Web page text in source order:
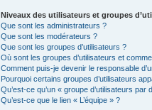
Niveaux des utilisateurs et groupes
Que sont les administrateurs ?
Que sont les modérateurs ?
Que sont les groupes d’utilisateurs ?
Où sont les groupes d’utilisateurs et
Comment puis-je devenir le responsable
Pourquoi certains groupes d’utilisateurs
Qu’est-ce qu’un « groupe d’utilisateurs par
Qu’est-ce que le lien « L’équipe » ?